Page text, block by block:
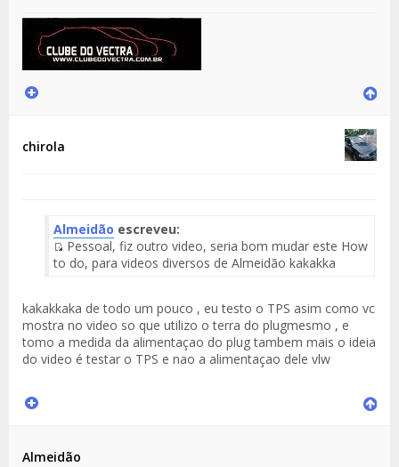
chirola
Almeidão escreveu:
Fuente
Pessoal, fiz outro video, seria bom mudar este How
to do, para videos diversos de Almeidão kakakka
kakakkaka de todo um pouco , eu testo o TPS asim como vc
mostra no video so que utilizo o terra do plugmesmo , e
tomo a medida da alimentaçao do plug tambem mais o ideia
do video é testar o TPS e nao a alimentaçao dele vlw
Almeidão